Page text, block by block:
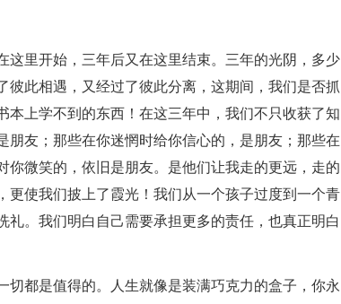
这里开始，三年后又在这里结束。三年的光阴，多少
彼此相遇，又经过了彼此分离，这期间，我们是否抓
上学不到的东西！在这三年中，我们不只收获了知
友；那些在你迷惘时给你信心的，是朋友；那些在
微笑的，依旧是朋友。是他们让我走的更远，走的
使我们披上了霞光！我们从一个孩子过度到一个青
。我们明白自己需要承担更多的责任，也真正明白
都是值得的。人生就像是装满巧克力的盒子，你永